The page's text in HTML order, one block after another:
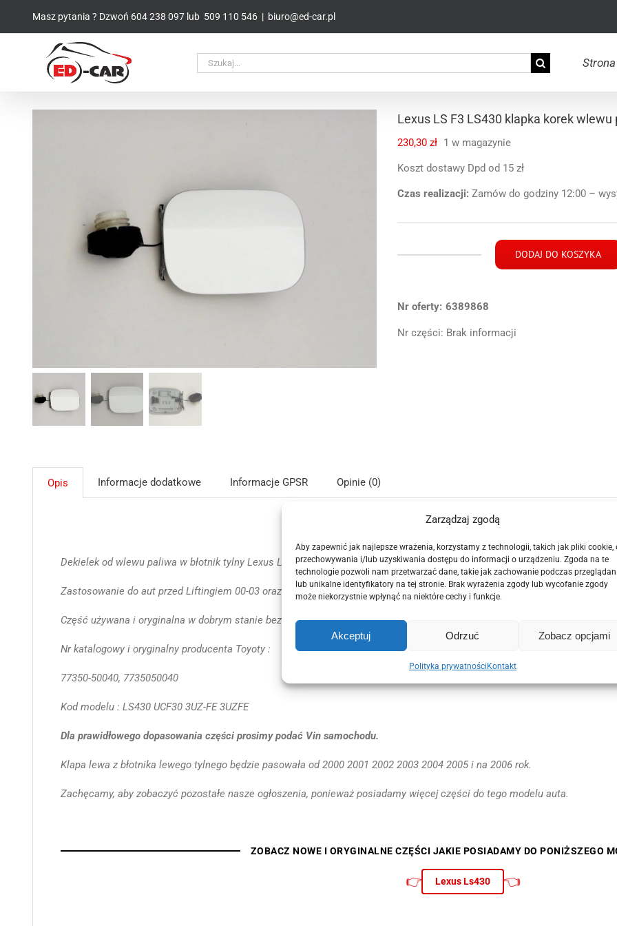
Zarządzaj zgodą
Aby zapewnić jak najlepsze wrażenia, korzystamy z technologii, takich jak pliki cookie,
przechowywania i/lub uzyskiwania dostępu do informacji o urządzeniu. Zgoda na te
technologie pozwoli nam przetwarzać dane, takie jak zachowanie podczas
lub unikalne identyfikatory na tej stronie. Brak wyrażenia zgody lub wycofanie zgody
może niekorzystnie wpłynąć na niektóre cechy i funkcje.
Akceptuj Odrzuć Zobacz opcjami
Polityka prywatności Kontakt
zawartości
Masz pytania ? Dzwoń 604 238 097 lub 509 110 546 | biuro@ed-car.pl
Strona
Lexus LS F3 LS430 klapka korek wlewu
230,30 zł 1 w magazynie
Koszt dostawy Dpd od 15 zł
Czas realizacji: Zamów do godziny 12:00 –
F3
klapka
DODAJ DO KOSZYKA
Nr oferty: 6389868
Nr części: Brak informacji
Opis Informacje dodatkowe Informacje GPSR Opinie (0)
Dekielek od wlewu paliwa w błotnik tylny Lexus Lexus LS III model po 2000 roku.
Zastosowanie do aut przed Liftingiem 00-03 oraz po Liftingu FL Face Lift 03-06
Część używana i oryginalna w dobrym stanie bez uszkodzeń.
Nr katalogowy i oryginalny producenta Toyoty :
77350-50040, 7735050040
Kod modelu : LS430 UCF30 3UZ-FE 3UZFE
Dla prawidłowego dopasowania części prosimy podać Vin samochodu.
Klapa lewa z błotnika lewego tylnego będzie pasowała od 2000 2001 2002 2003 2004 2005 i na 2006 rok.
Zachęcamy, aby zobaczyć pozostałe nasze ogłoszenia, ponieważ posiadamy więcej części do tego modelu auta.
ZOBACZ NOWE I ORYGINALNE CZĘŚCI JAKIE POSIADAMY DO PONIŻSZEGO
👉 Lexus Ls430 👈